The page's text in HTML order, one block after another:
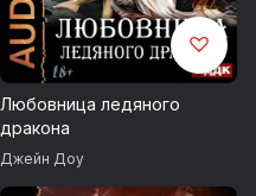
Любовница ледяного
дракона
Джейн Доу